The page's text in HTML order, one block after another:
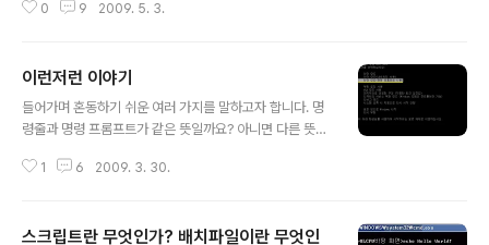
에서 본문을 작성하였습니다. 그에 따라 번역문이 낱말은 물론 토씨까지 일치하
암아 설명이 삭제된 부분이 생겼는데, 일부는 영어 위키백과의 Environment
variable에서 내용을 복사하여 붙였습니다. 제 블로그의 라이선스가 GFDL이
고 위키백과도 GFDL이기 때문에 가능했습니다. 영문 그대로 둔 이유는 번역할
0 9 2009. 5. 3.
이런저런 이야기
들어가며 혼동하기 쉬운 여러 가지를 말하고자 합니다. 명
령줄과 명령 프롬프트가 같은 뜻일까요? 아니면 다른 뜻일
킬 수 있을까요? 이와 같은 질문을 생각해 본 적이 있는 사
어쓰거나 헷갈리지만 분명히 다릅니다. 커맨드 라인(Com
1 6 2009. 3. 30.
스크립트란 무엇인가? 배치파일이란 무엇인